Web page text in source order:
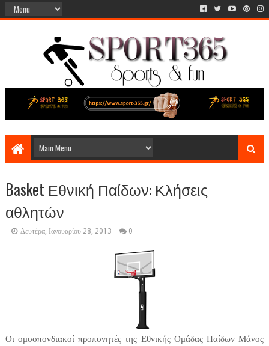
Basket Εθνική Παίδων: Κλήσεις
αθλητών
Δευτέρα, Ιανουαρίου 28, 2013 0
Οι ομοσπονδιακοί προπονητές της Εθνικής Ομάδας Παίδων Μάνος